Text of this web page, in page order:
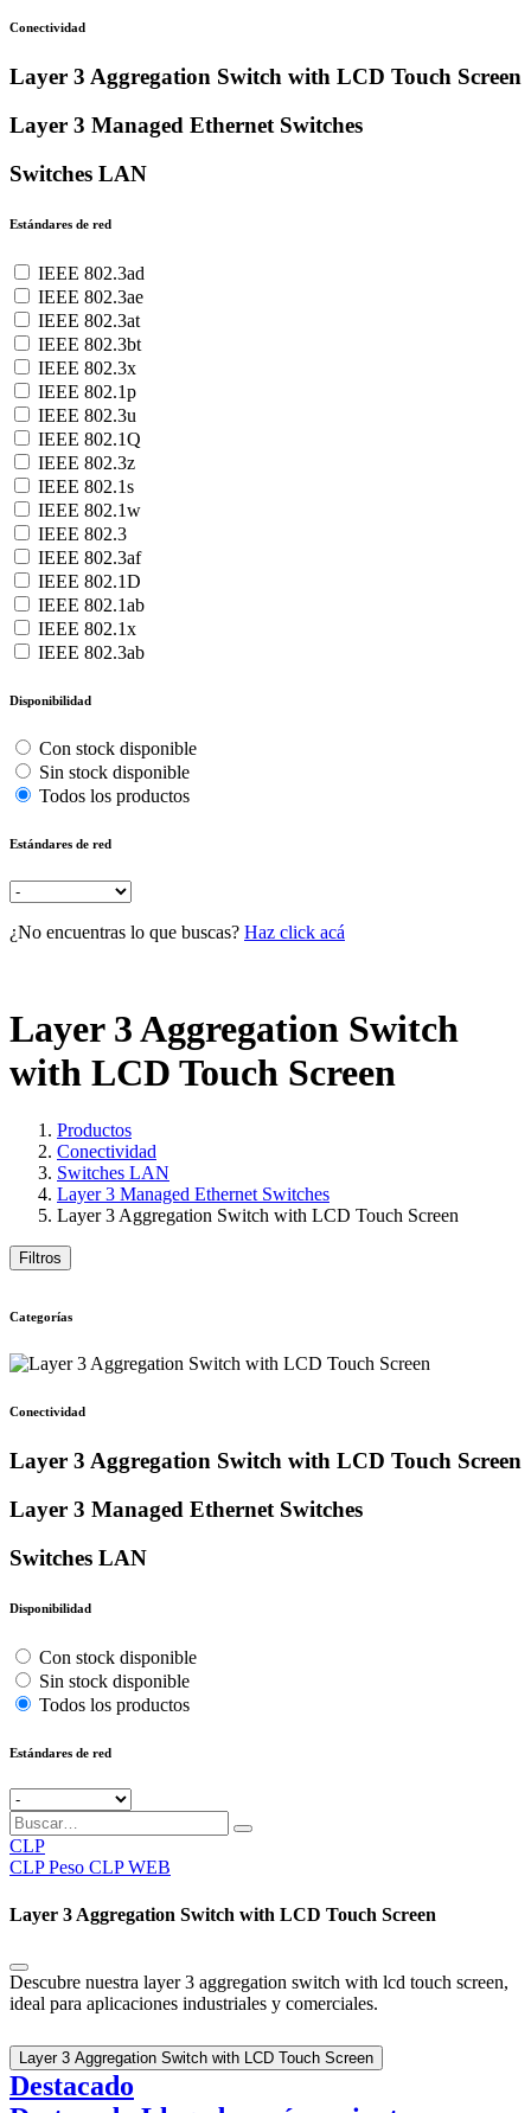
Conectividad
Layer 3 Aggregation Switch with LCD Touch Screen
Layer 3 Managed Ethernet Switches
Switches LAN
Estándares de red
IEEE 802.3ad
IEEE 802.3ae
IEEE 802.3at
IEEE 802.3bt
IEEE 802.3x
IEEE 802.1p
IEEE 802.3u
IEEE 802.1Q
IEEE 802.3z
IEEE 802.1s
IEEE 802.1w
IEEE 802.3
IEEE 802.3af
IEEE 802.1D
IEEE 802.1ab
IEEE 802.1x
IEEE 802.3ab
Disponibilidad
Con stock disponible
Sin stock disponible
Todos los productos
Estándares de red
¿No encuentras lo que buscas? Haz click acá
Layer 3 Aggregation Switch
with LCD Touch Screen
Productos
Conectividad
Switches LAN
Layer 3 Managed Ethernet Switches
Layer 3 Aggregation Switch with LCD Touch Screen
Filtros
Categorías
Conectividad
Layer 3 Aggregation Switch with LCD Touch Screen
Layer 3 Managed Ethernet Switches
Switches LAN
Disponibilidad
Con stock disponible
Sin stock disponible
Todos los productos
Estándares de red
CLP
CLP Peso CLP WEB
Layer 3 Aggregation Switch with LCD Touch Screen
Descubre nuestra layer 3 aggregation switch with lcd touch screen,
ideal para aplicaciones industriales y comerciales.
Layer 3 Aggregation Switch with LCD Touch Screen
Destacado